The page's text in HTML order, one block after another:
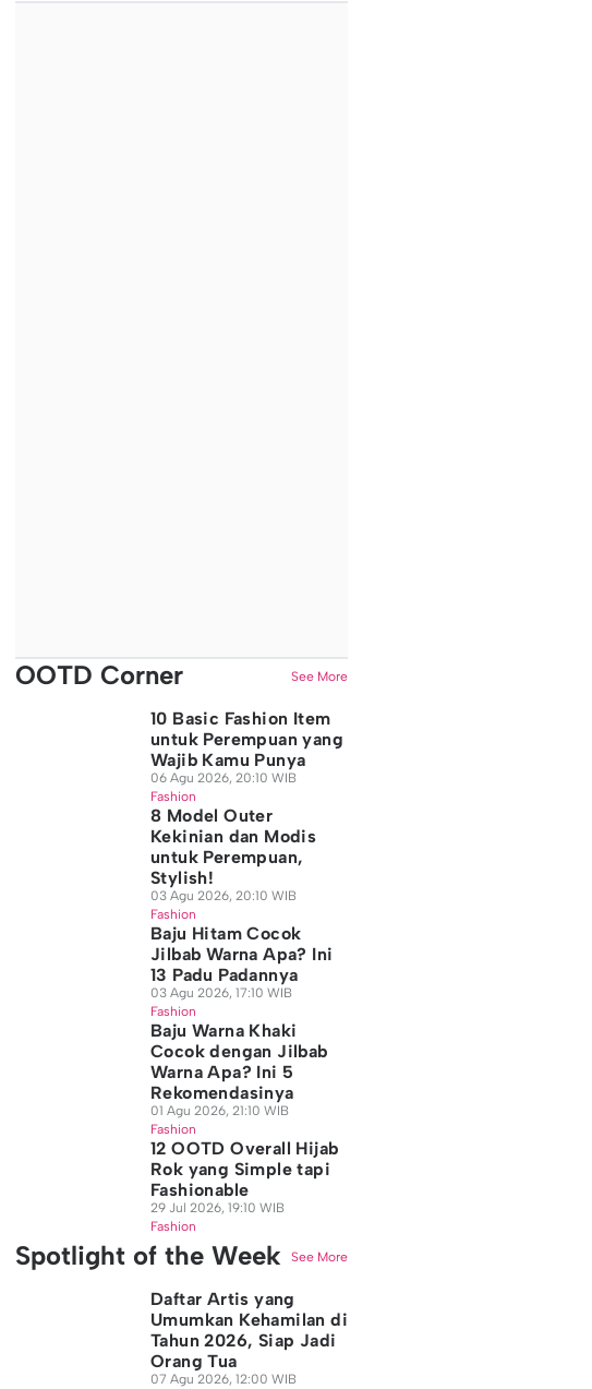
OOTD Corner See More
10 Basic Fashion Item
untuk Perempuan yang
Wajib Kamu Punya
06 Agu 2026, 20:10 WIB
Fashion
8 Model Outer
Kekinian dan Modis
untuk Perempuan,
Stylish!
03 Agu 2026, 20:10 WIB
Fashion
Baju Hitam Cocok
Jilbab Warna Apa? Ini
13 Padu Padannya
03 Agu 2026, 17:10 WIB
Fashion
Baju Warna Khaki
Cocok dengan Jilbab
Warna Apa? Ini 5
Rekomendasinya
01 Agu 2026, 21:10 WIB
Fashion
12 OOTD Overall Hijab
Rok yang Simple tapi
Fashionable
29 Jul 2026, 19:10 WIB
Fashion
Spotlight of the Week See More
Daftar Artis yang
Umumkan Kehamilan di
Tahun 2026, Siap Jadi
Orang Tua
07 Agu 2026, 12:00 WIB